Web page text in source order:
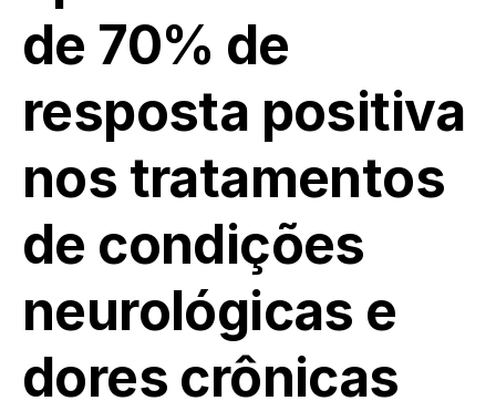
de 70% de
resposta positiva
nos tratamentos
de condições
neurológicas e
dores crônicas